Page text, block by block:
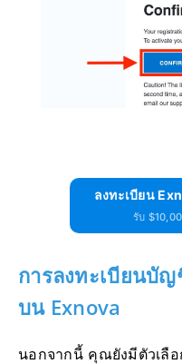
ลงทะเบียน
รับ
การลงทะเบียนบั
บน Exnova
นอกจากนี้ คุณยังมีตัวเลื